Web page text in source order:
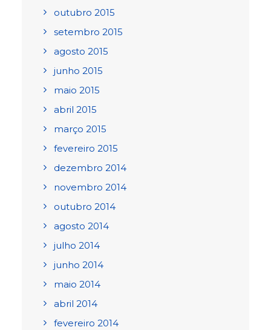
outubro 2015
setembro 2015
agosto 2015
junho 2015
maio 2015
abril 2015
março 2015
fevereiro 2015
dezembro 2014
novembro 2014
outubro 2014
agosto 2014
julho 2014
junho 2014
maio 2014
abril 2014
fevereiro 2014